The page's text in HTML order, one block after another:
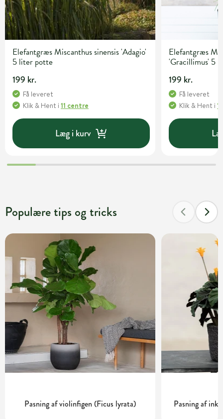
Elefantgræs Miscanthus sinensis 'Adagio'
5 liter potte
199 kr.
Få leveret
Klik & Hent i 11 centre
Læg i kurv
Elefantgræs
'Gracillimus' 5
199 kr.
Få leveret
Klik & Hent i
Populære tips og tricks
Pasning af violinfigen (Ficus lyrata) Pasning af